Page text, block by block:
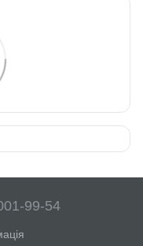
99-54